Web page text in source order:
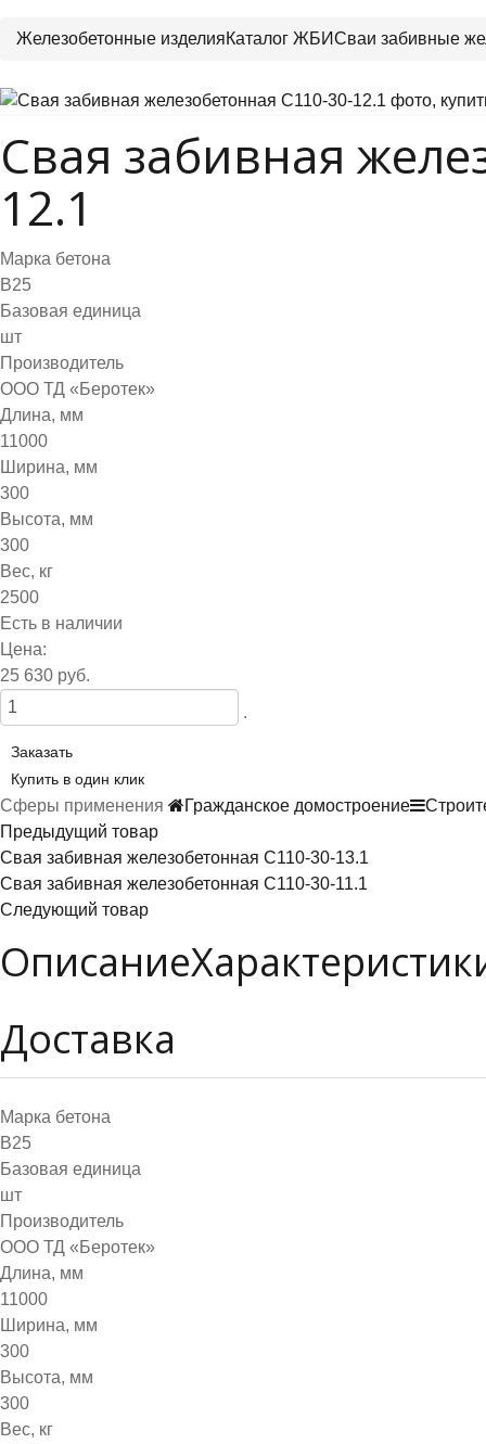
Железобетонные изделияКаталог ЖБИСваи забивные
Свая забивная
12.1
Марка бетона
B25
Базовая единица
шт
Производитель
ООО ТД «Беротек»
Длина, мм
11000
Ширина, мм
300
Высота, мм
300
Вес, кг
2500
Есть в наличии
Цена:
25 630 руб.
.
Заказать
Купить в один клик
Сферы применения Гражданское домостроение
Предыдущий товар
Свая забивная железобетонная С110-30-13.1
Свая забивная железобетонная С110-30-11.1
Следующий товар
Описание
Доставка
Марка бетона
B25
Базовая единица
шт
Производитель
ООО ТД «Беротек»
Длина, мм
11000
Ширина, мм
300
Высота, мм
300
Вес, кг